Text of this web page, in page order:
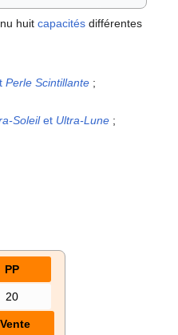
huit capacités différentes
Perle Scintillante ;
Soleilet Ultra-Lune ;
PP
20
Vente